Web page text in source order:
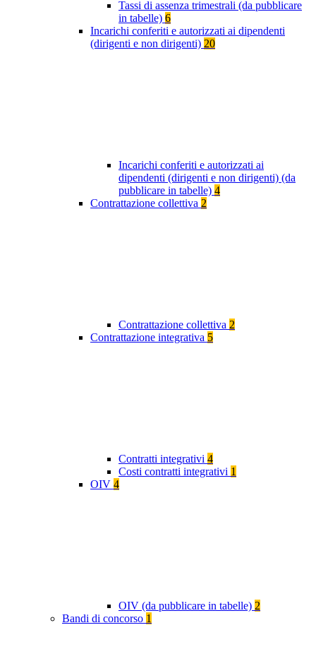
Tassi di assenza trimestrali (da pubblicare
in tabelle) 6
Incarichi conferiti e autorizzati ai dipendenti
(dirigenti e non dirigenti) 20
Incarichi conferiti e autorizzati ai
dipendenti (dirigenti e non dirigenti) (da
pubblicare in tabelle) 4
Contrattazione collettiva 2
Contrattazione collettiva 2
Contrattazione integrativa 5
Contratti integrativi 4
Costi contratti integrativi 1
OIV 4
OIV (da pubblicare in tabelle) 2
Bandi di concorso 1